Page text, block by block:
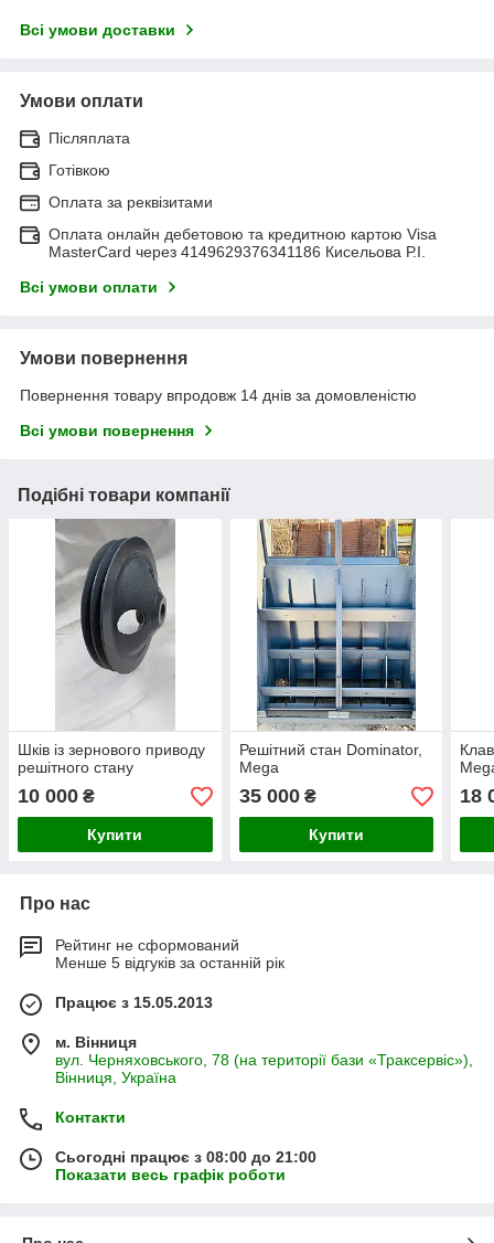
Всі умови доставки
Умови оплати
Післяплата
Готівкою
Оплата за реквізитами
Оплата онлайн дебетовою та кредитною картою Visa
MasterCard через 4149629376341186 Кисельова Р.І.
Всі умови оплати
Умови повернення
Повернення товару впродовж 14 днів за домовленістю
Всі умови повернення
Подібні товари компанії
Шків із зернового приводу
решітного стану
10 000 ₴
Купити
Решітний стан Dominator,
Mega
35 000₴
Купити
18
Про нас
Рейтинг не сформований
Менше 5 відгуків за останній рік
Працює з 15.05.2013
м. Вінниця
вул. Черняховського, 78 (на території бази «Траксервіс»),
Вінниця, Україна
Контакти
Сьогодні працює з 08:00 до 21:00
Показати весь графік роботи